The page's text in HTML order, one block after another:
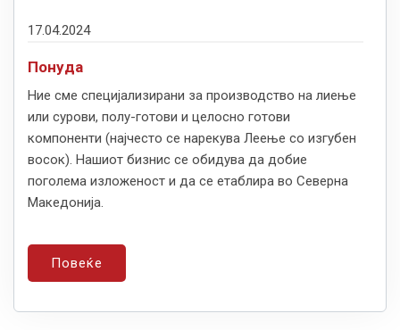
17.04.2024
Понуда
Ние сме специјализирани за производство на лиење
или сурови, полу-готови и целосно готови
компоненти (најчесто се нарекува Леење со изгубен
восок). Нашиот бизнис се обидува да добие
поголема изложеност и да се етаблира во Северна
Македонија.
Повеќе